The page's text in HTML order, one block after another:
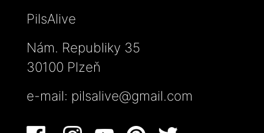
PilsAlive
Nám. Republiky 35
30100 Plzeň
e-mail: pilsalive@gmail.com